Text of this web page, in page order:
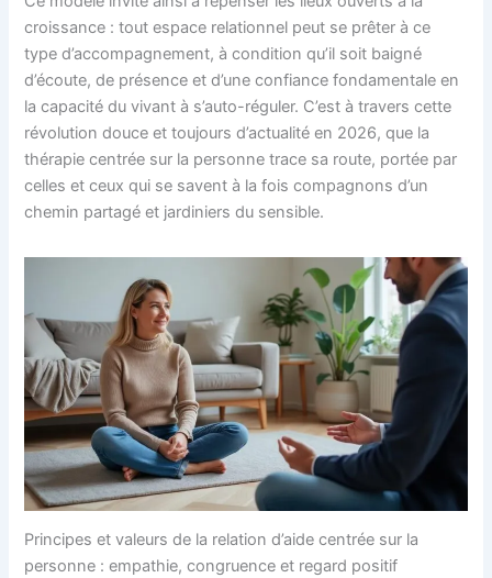
croissance : tout espace relationnel peut se prêter à ce
type d’accompagnement, à condition qu’il soit baigné
d’écoute, de présence et d’une confiance fondamentale en
la capacité du vivant à s’auto-réguler. C’est à travers cette
révolution douce et toujours d’actualité en 2026, que la
thérapie centrée sur la personne trace sa route, portée par
celles et ceux qui se savent à la fois compagnons d’un
chemin partagé et jardiniers du sensible.
Principes et valeurs de la relation d’aide centrée sur la
personne : empathie, congruence et regard positif